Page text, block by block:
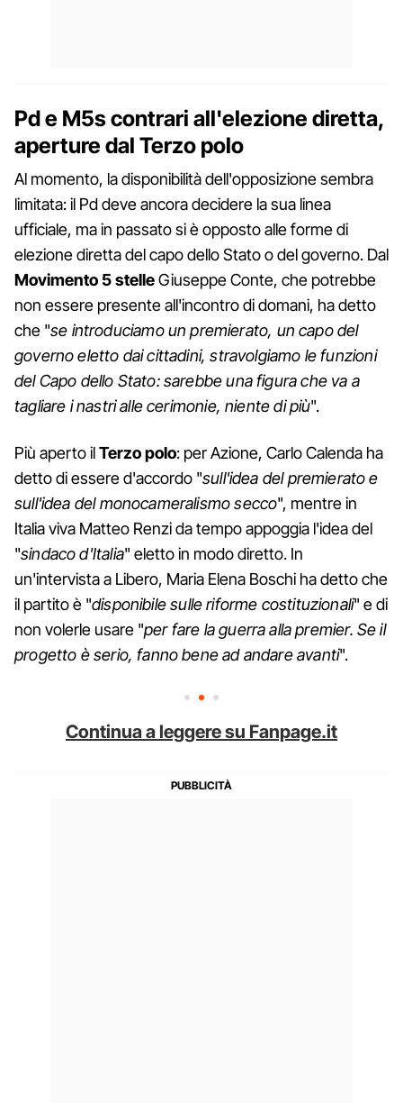
Pd e M5s contrari all'elezione diretta,
aperture dal Terzo polo
Al momento, la disponibilità dell'opposizione sembra
limitata: il Pd deve ancora decidere la sua linea
ufficiale, ma in passato si è opposto alle forme di
elezione diretta del capo dello Stato o del governo. Dal
Movimento 5 stelleGiuseppe Conte, che potrebbe
non essere presente all'incontro di domani, ha detto
che "se introduciamo un premierato, un capo del
governo eletto dai cittadini, stravolgiamo le funzioni
del Capo dello Stato: sarebbe una figura che va a
tagliare i nastri alle cerimonie, niente di più".
Più aperto ilTerzo polo: per Azione, Carlo Calenda ha
detto di essere d'accordo "sull'idea del premierato e
sull'idea del monocameralismo secco", mentre in
Italia viva Matteo Renzi da tempo appoggia l'idea del
"sindaco d'Italia" eletto in modo diretto. In
un'intervista a Libero, Maria Elena Boschi ha detto che
il partito è "disponibile sulle riforme costituzionali" e di
non volerle usare "per fare la guerra alla premier. Se il
progetto è serio, fanno bene ad andare avanti".
Continua a leggere su Fanpage.it